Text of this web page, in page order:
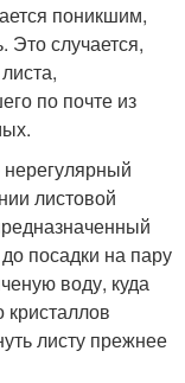
поникшим,
Это случается,
по почте из
нерегулярный
листовой
посадки на пару
воду, куда
кристаллов
листу прежнее